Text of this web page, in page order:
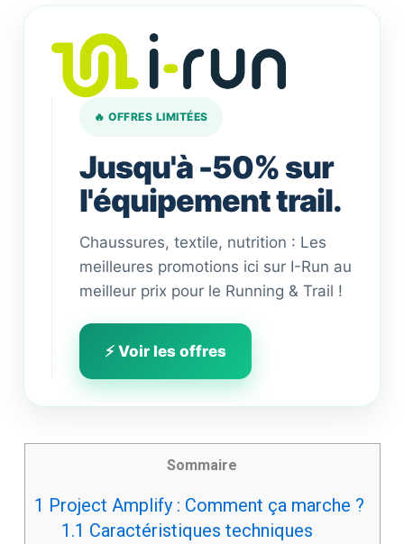
🔥 OFFRES LIMITÉES
Jusqu'à -50% sur
l'équipement trail.
Chaussures, textile, nutrition : Les
meilleures promotions ici sur I-Run au
meilleur prix pour le Running & Trail !
⚡ Voir les offres
Sommaire
1 Project Amplify : Comment ça marche ?
1.1 Caractéristiques techniques